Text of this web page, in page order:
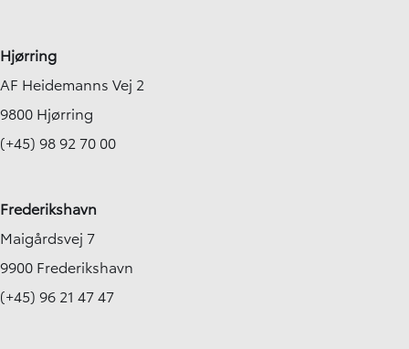
Hjørring
AF Heidemanns Vej 2
9800 Hjørring
(+45) 98 92 70 00
Frederikshavn
Maigårdsvej 7
9900 Frederikshavn
(+45) 96 21 47 47